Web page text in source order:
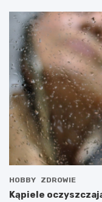
HOBBY ZDROWIE
Kąpiele